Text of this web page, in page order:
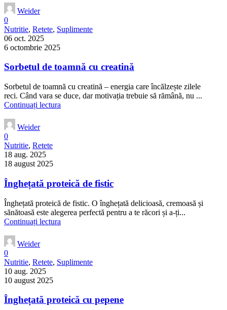
Weider
0
Nutritie, Retete, Suplimente
06 oct. 2025
6 octombrie 2025
Sorbetul de toamnă cu creatină
Sorbetul de toamnă cu creatină – energia care încălzește zilele
reci. Când vara se duce, dar motivația trebuie să rămână, nu ...
Continuați lectura
Weider
0
Nutritie, Retete
18 aug. 2025
18 august 2025
Înghețată proteică de fistic
Înghețată proteică de fistic. O înghețată delicioasă, cremoasă și
sănătoasă este alegerea perfectă pentru a te răcori și a-ți...
Continuați lectura
Weider
0
Nutritie, Retete, Suplimente
10 aug. 2025
10 august 2025
Înghețată proteică cu pepene